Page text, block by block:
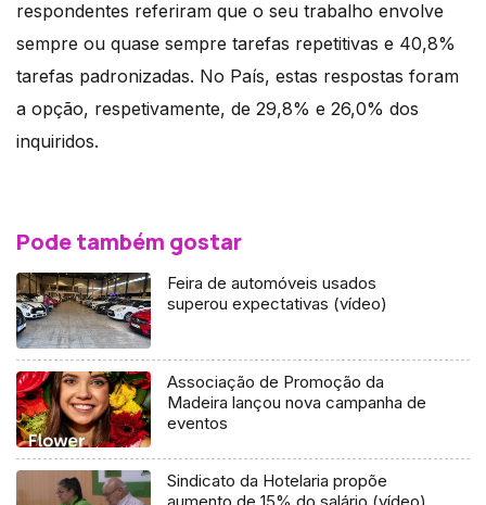
respondentes referiram que o seu trabalho envolve
sempre ou quase sempre tarefas repetitivas e 40,8%
tarefas padronizadas. No País, estas respostas foram
a opção, respetivamente, de 29,8% e 26,0% dos
inquiridos.
Pode também gostar
Feira de automóveis usados
superou expectativas (vídeo)
Associação de Promoção da
Madeira lançou nova campanha de
eventos
Sindicato da Hotelaria propõe